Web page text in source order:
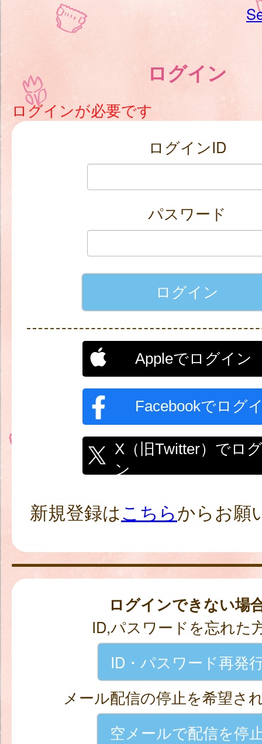
ログイン
ログインが必要です
ログインID
パスワード
Appleでログイン
Facebookでログ
X（旧Twitter）でロ
ン
新規登録はこちらからお願
ログインできない場
ID,パスワードを忘れた
ID・パスワード再発
メール配信の停止を希望さ
空メールで配信を停